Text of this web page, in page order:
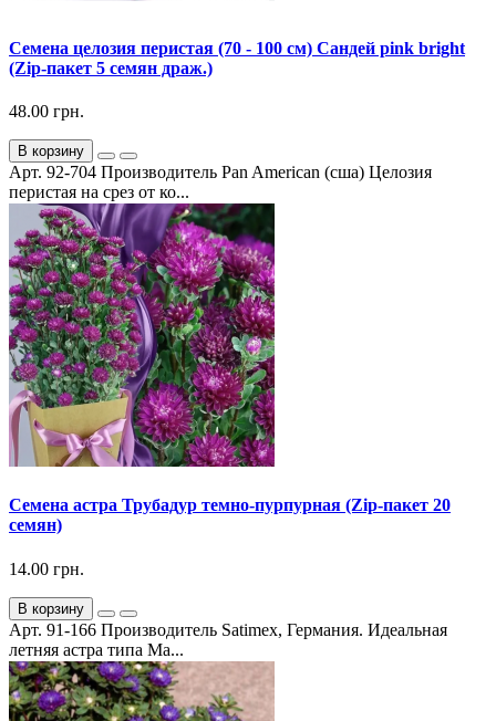
Семена целозия перистая (70 - 100 см) Сандей pink bright
(Zip-пакет 5 семян драж.)
48.00 грн.
В корзину
Арт. 92-704 Производитель Pan American (сша) Целозия
перистая на срез от ко...
Семена астра Трубадур темно-пурпурная (Zip-пакет 20
семян)
14.00 грн.
В корзину
Арт. 91-166 Производитель Satimex, Германия. Идеальная
летняя астра типа Ма...